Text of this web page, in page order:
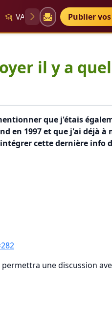
VAE Diplômes
Publier
de mention
il y a
que j'étais
en 1997 et que j'ai déjà à
cette dernière info
une discussion